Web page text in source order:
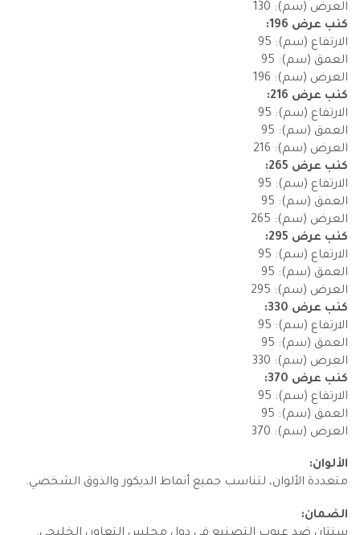
العرض (سم): 130
كنب عرض 196:
الارتفاع (سم): 95
العمق (سم): 95
العرض (سم): 196
كنب عرض 216:
الارتفاع (سم): 95
العمق (سم): 95
العرض (سم): 216
كنب عرض 265:
الارتفاع (سم): 95
العمق (سم): 95
العرض (سم): 265
كنب عرض 295:
الارتفاع (سم): 95
العمق (سم): 95
العرض (سم): 295
كنب عرض 330:
الارتفاع (سم): 95
العمق (سم): 95
العرض (سم): 330
كنب عرض 370:
الارتفاع (سم): 95
العمق (سم): 95
العرض (سم): 370
الألوان:
متعددة الألوان، لتناسب جميع أنماط الديكور والذوق الشخصي.
الضمان: